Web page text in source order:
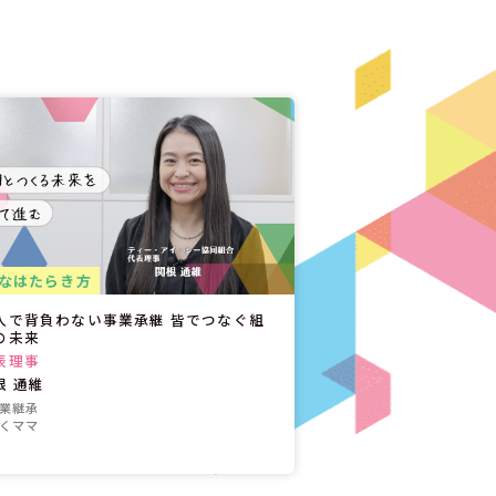
はたらき方
で背負わない事業承継 皆でつなぐ組
未来
理事
通維
継承
ママ